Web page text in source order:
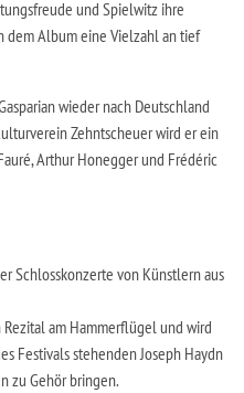
und Spielwitz ihre
dem Album eine Vielzahl an tief
wieder nach Deutschland
Zehntscheuer wird er ein
Arthur Honegger und Frédéric
Schlosskonzerte von Künstlern aus
am Hammerflügel und wird
Festivals stehenden Joseph Haydn
zu Gehör bringen.